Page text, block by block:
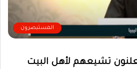
المستبصرون
تشيعهم لأهل البيت